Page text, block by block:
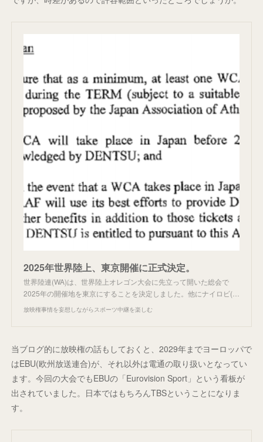
2025年世界陸上、東京開催に正式決定。
世界陸連(WA)は、世界陸上オレゴン大会に先立って開いた総会で
2025年の開催地を東京にすることを決定しました。他にナイロビ(…
放映権事情を妄想しながらスポーツ中継を楽しむ
当ブログ的に放映権の話もしておくと、2029年までヨーロッパで
はEBU(欧州放送連合)が、それ以外は電通の取り扱いとなってい
ます。今回の大会でもEBUの「Eurovision Sport」という看板が
出されていました。日本ではもちろんTBSということになりま
す。